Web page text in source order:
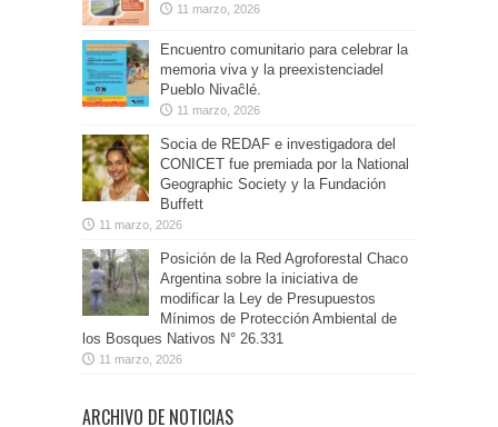
11 marzo, 2026
Encuentro comunitario para celebrar la
memoria viva y la preexistenciadel
Pueblo Nivaĉlé.
11 marzo, 2026
Socia de REDAF e investigadora del
CONICET fue premiada por la National
Geographic Society y la Fundación
Buffett
11 marzo, 2026
Posición de la Red Agroforestal Chaco
Argentina sobre la iniciativa de
modificar la Ley de Presupuestos
Mínimos de Protección Ambiental de
los Bosques Nativos N° 26.331
11 marzo, 2026
ARCHIVO DE NOTICIAS